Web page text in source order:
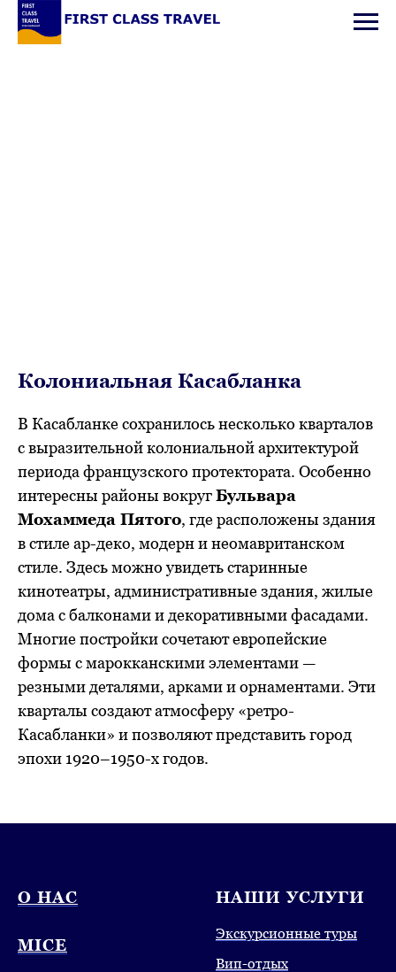
Колониальная Касабланка
В Касабланке сохранилось несколько кварталов
с выразительной колониальной архитектурой
периода французского протектората. Особенно
интересны районы вокругБульвара
Мохаммеда Пятого, где расположены здания
в стиле ар-деко, модерн и неомавританском
стиле. Здесь можно увидеть старинные
кинотеатры, административные здания, жилые
дома с балконами и декоративными фасадами.
Многие постройки сочетают европейские
формы с марокканскими элементами —
резными деталями, арками и орнаментами. Эти
кварталы создают атмосферу «ретро-
Касабланки» и позволяют представить город
эпохи 1920–1950-х годов.
О НАС
MICE
НАШИ УСЛУГИ
Экскурсионные туры
Вип-отдых